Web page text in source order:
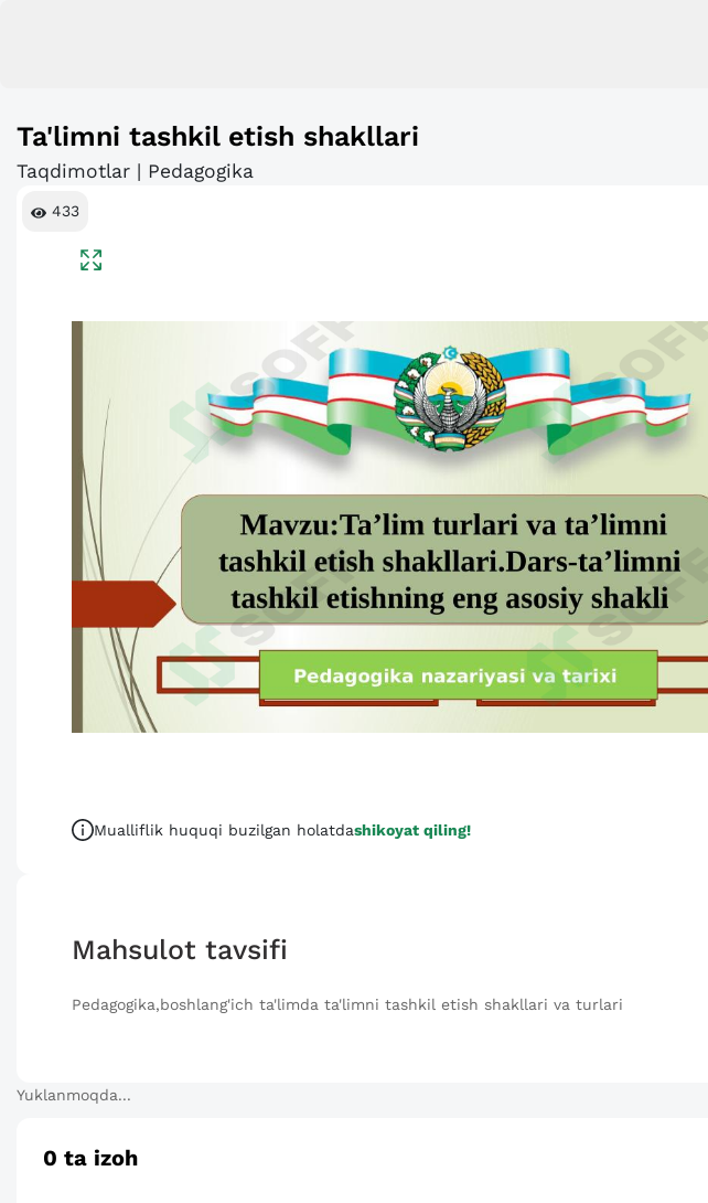
Ta'limni tashkil etish shakllari
Taqdimotlar | Pedagogika
433
Mualliflik huquqi buzilgan holatdashikoyat qiling!
Mahsulot tavsifi
Pedagogika,boshlang'ich ta'limda ta'limni tashkil etish shakllari va turlari
Yuklanmoqda...
0 ta izoh